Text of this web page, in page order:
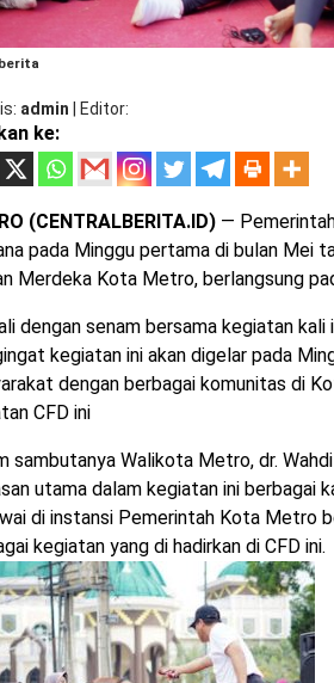
admin Editor
ke:
(CENTRALBERITA.ID) —
pada Minggu pertama di bulan Mei
Merdeka Kota Metro, berlangsung
dengan senam bersama kegiatan
kegiatan ini akan digelar pada
dengan berbagai komunitas di
CFD ini
sambutanya Walikota Metro, dr.
utama dalam kegiatan ini berbagai
di instansi Pemerintah Kota Metro
kegiatan yang di hadirkan di CFD ini.